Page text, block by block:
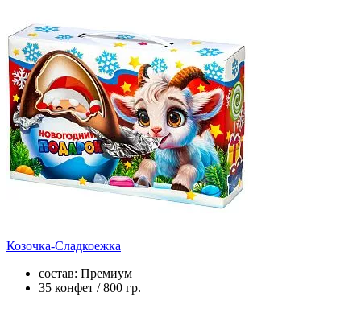
Козочка-Сладкоежка
состав: Премиум
35 конфет / 800 гр.